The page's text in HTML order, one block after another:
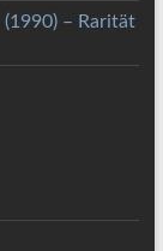
– Rarität